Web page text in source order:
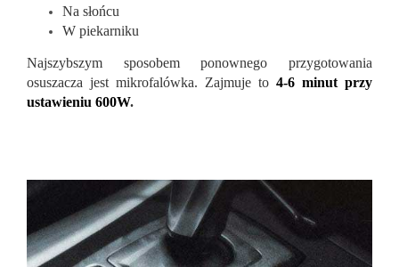
Na słońcu
W piekarniku
Najszybszym sposobem ponownego przygotowania
osuszacza jest mikrofalówka. Zajmuje to 4-6 minut przy
ustawieniu 600W.